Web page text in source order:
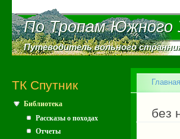
По Тропам Южного
По Тропам Южного
Путеводитель вольного
Путеводитель вольного
ТК Спутник
Библиотека
Рассказы о походах
Отчеты
Вы
Главная
без